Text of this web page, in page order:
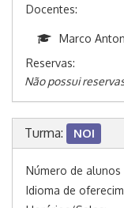
Docentes:
Marco
Reservas:
Não possui
Turma: NOI
Número de alunos
Idioma de